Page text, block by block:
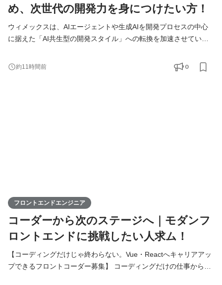
め、次世代の開発力を身につけたい方！
ウィメックスは、AIエージェントや生成AIを開発プロセスの中心
に据えた「AI共生型の開発スタイル」への転換を加速させていま
極的に募集しています。 AIを相棒に、圧倒的なスピードと品質を
実現し、最先端の技術を使いこなすエンジニアへ成長したい方を
約11時間前 0
フロントエンドエンジニア
コーダーから次のステージへ｜モダンフ
ロントエンドに挑戦したい人求ム！
【コーディングだけじゃ終わらない。Vue・Reactへキャリアアッ
プできるフロントコーダー募集】 コーディングだけの仕事から、